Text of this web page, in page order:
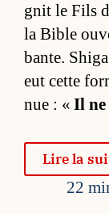
gnit le Fils
la Bible
bante.
eut cette
nue : « Il
Lire la
22